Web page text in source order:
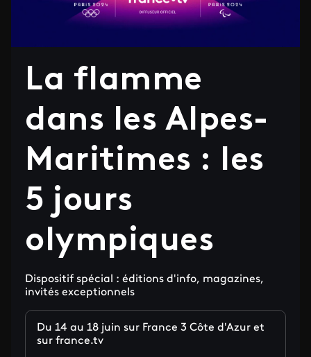
La flamme
dans les Alpes-
Maritimes : les
5 jours
olympiques
Dispositif spécial : éditions d'info, magazines,
invités exceptionnels
Du 14 au 18 juin sur France 3 Côte d'Azur et
sur france.tv